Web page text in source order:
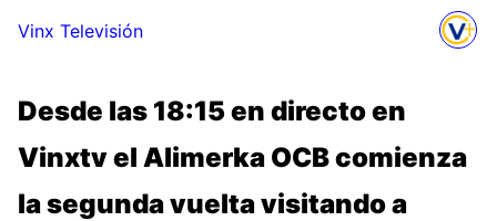
Vinx Televisión
Desde las 18:15 en directo en
Vinxtv el Alimerka OCB comienza
la segunda vuelta visitando a